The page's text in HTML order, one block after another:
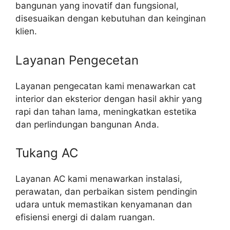
bangunan yang inovatif dan fungsional,
disesuaikan dengan kebutuhan dan keinginan
klien.
Layanan Pengecetan
Layanan pengecatan kami menawarkan cat
interior dan eksterior dengan hasil akhir yang
rapi dan tahan lama, meningkatkan estetika
dan perlindungan bangunan Anda.
Tukang AC
Layanan AC kami menawarkan instalasi,
perawatan, dan perbaikan sistem pendingin
udara untuk memastikan kenyamanan dan
efisiensi energi di dalam ruangan.